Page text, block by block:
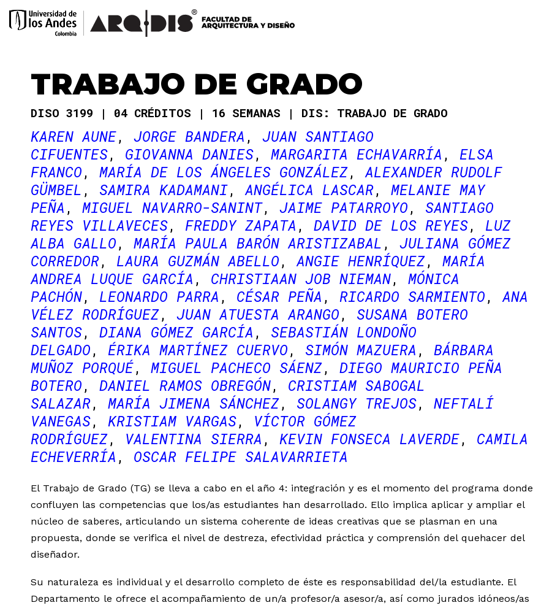
TRABAJO DE GRADO
DISO 3199 04 CRÉDITOS 16 SEMANAS DIS: TRABAJO DE GRADO
KAREN AUNE JORGE BANDERA
JUAN SANTIAGO
CIFUENTES
GIOVANNA DANIES MARGARITA ECHAVARRÍA
ELSA
FRANCO
MARÍA DE LOS ÁNGELES GONZÁLEZ
ALEXANDER RUDOLF
GÜMBEL
SAMIRA KADAMANI ANGÉLICA LASCAR
MELANIE MAY
PEÑA
MIGUEL NAVARRO-SANINT JAIME PATARROYO
SANTIAGO
REYES VILLAVECES
FREDDY ZAPATA DAVID DE LOS REYES
LUZ
ALBA GALLO
MARÍA PAULA BARÓN ARISTIZABAL
JULIANA GÓMEZ
CORREDOR
LAURA GUZMÁN ABELLO ANGIE HENRÍQUEZ
MARÍA
ANDREA LUQUE GARCÍA
CHRISTIAAN JOB NIEMAN
MÓNICA
PACHÓN
LEONARDO PARRA CÉSAR PEÑA RICARDO SARMIENTO
ANA
VÉLEZ RODRÍGUEZ
JUAN ATUESTA ARANGO
SUSANA BOTERO
SANTOS
DIANA GÓMEZ GARCÍA
SEBASTIÁN LONDOÑO
DELGADO
ÉRIKA MARTÍNEZ CUERVO SIMÓN MAZUERA
BÁRBARA
MUÑOZ PORQUÉ
MIGUEL PACHECO SÁENZ
DIEGO MAURICIO PEÑA
BOTERO
DANIEL RAMOS OBREGÓN
CRISTIAM SABOGAL
SALAZAR
MARÍA JIMENA SÁNCHEZ SOLANGY TREJOS
NEFTALÍ
VANEGAS
KRISTIAM VARGAS
VÍCTOR GÓMEZ
RODRÍGUEZ
VALENTINA SIERRA KEVIN FONSECA LAVERDE
CAMILA
ECHEVERRÍA
OSCAR FELIPE SALAVARRIETA
El Trabajo de Grado (TG) se lleva a cabo en el año 4: integración y es el momento del programa donde
confluyen las competencias que los/as estudiantes han desarrollado. Ello implica aplicar y ampliar el
núcleo de saberes, articulando un sistema coherente de ideas creativas que se plasman en una
propuesta, donde se verifica el nivel de destreza, efectividad práctica y comprensión del quehacer del
diseñador.
Su naturaleza es individual y el desarrollo completo de éste es responsabilidad del/la estudiante. El
Departamento le ofrece el acompañamiento de un/a profesor/a asesor/a, así como jurados idóneos/as